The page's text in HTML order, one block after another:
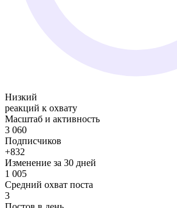
Низкий
реакций к охвату
Масштаб и активность
3 060
Подписчиков
+832
Изменение за 30 дней
1 005
Средний охват поста
3